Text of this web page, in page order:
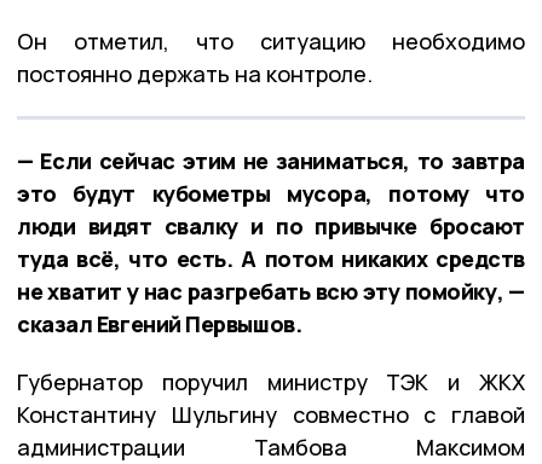
Он отметил, что ситуацию необходимо
постоянно держать на контроле.
— Если сейчас этим не заниматься, то завтра
это будут кубометры мусора, потому что
люди видят свалку и по привычке бросают
туда всё, что есть. А потом никаких средств
не хватит у нас разгребать всю эту помойку, —
сказал Евгений Первышов.
Губернатор поручил министру ТЭК и ЖКХ
Константину Шульгину совместно с главой
администрации Тамбова Максимом